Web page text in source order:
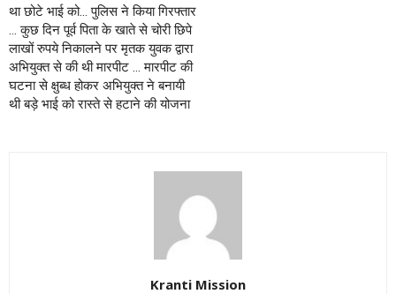
था छोटे भाई को… पुलिस ने किया गिरफ्तार
… कुछ दिन पूर्व पिता के खाते से चोरी छिपे
लाखों रुपये निकालने पर मृतक युवक द्वारा
अभियुक्त से की थी मारपीट … मारपीट की
घटना से क्षुब्ध होकर अभियुक्त ने बनायी
थी बड़े भाई को रास्ते से हटाने की योजना
Kranti Mission